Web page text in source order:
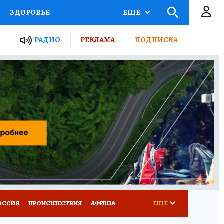
ЗДОРОВЬЕ
РОССИИ
ПУТЕВОДИТЕЛЬ
ТУРИЗМ
ПОТРЕБИТЕЛЯ ВСЕ О КП
ЕЩЕ
РАДИО РЕКЛАМА ПОДПИСКА
ПРОИСШЕСТВИЯ АФИША ЕЩЕ